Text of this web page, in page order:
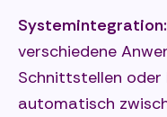
Systemintegration:
verschiedene
Schnittstellen oder
automatisch